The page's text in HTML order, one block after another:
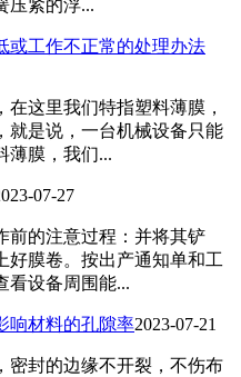
压紧的浮...
或工作不正常的处理办法
这里我们特指塑料薄膜，
就是说，一台机械设备只能
薄膜，我们...
07-27
前的注意过程：并将其铲
好膜卷。按出产通知单和工
看设备周围能...
响材料的孔隙率2023-07-21
密封的边缘不开裂，不伤布